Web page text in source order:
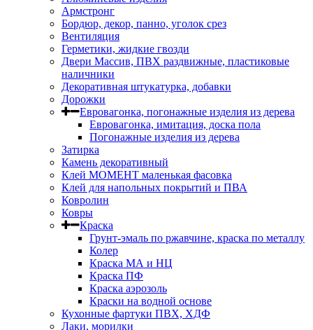
Армстронг
Бордюр, декор, панно, уголок срез
Вентиляция
Герметики, жидкие гвозди
Двери Массив, ПВХ раздвижные, пластиковые
наличники
Декоративная штукатурка, добавки
Дорожки
Евровагонка, погонажные изделия из дерева
Евровагонка, имитация, доска пола
Погонажные изделия из дерева
Затирка
Камень декоративный
Клей МОМЕНТ маленькая фасовка
Клей для напольных покрытий и ПВА
Ковролин
Ковры
Краска
Грунт-эмаль по ржавчине, краска по металлу
Колер
Краска МА и НЦ
Краска ПФ
Краска аэрозоль
Краски на водной основе
Кухонные фартуки ПВХ, ХДФ
Лаки, морилки